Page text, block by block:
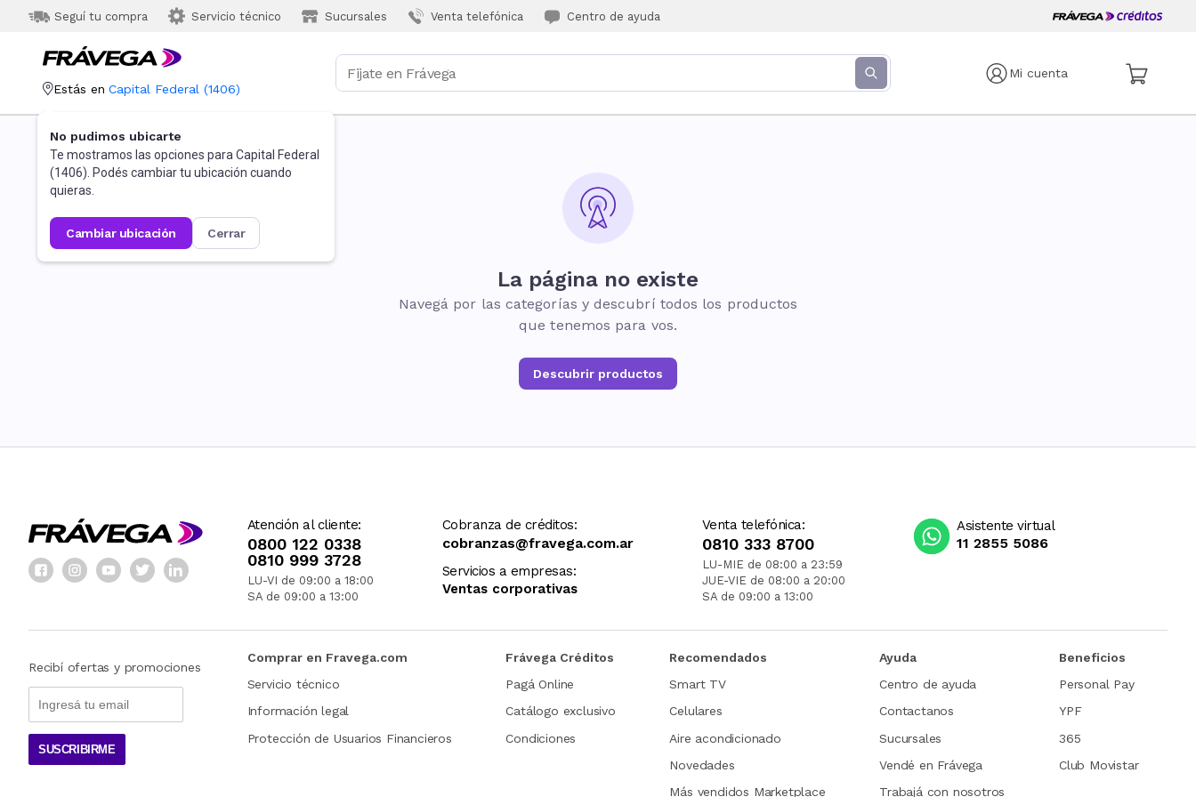
Seguí tu compra Servicio técnico Sucursales Venta telefónica Centro de ayuda
Mi cuenta
Estás en Capital Federal (1406)
No pudimos ubicarte
Te mostramos las opciones para Capital Federal
(1406). Podés cambiar tu ubicación cuando
quieras.
cambiar ubicación cerrar
La página no existe
Navegá por las categorías y descubrí todos los productos
que tenemos para vos.
Descubrir productos
Atención al cliente:
0800 122 0338
0810 999 3728
LU-VI de 09:00 a 18:00
SA de 09:00 a 13:00
Cobranza de créditos:
cobranzas@fravega.com.ar
Servicios a empresas:
Ventas corporativas
Venta telefónica:
0810 333 8700
LU-MIE de 08:00 a 23:59
JUE-VIE de 08:00 a 20:00
SA de 09:00 a 13:00
Asistente virtual
11 2855 5086
Recibí ofertas y promociones
SUSCRIBIRME
Comprar en Fravega.com
Servicio técnico
Información legal
Protección de Usuarios Financieros
Frávega Créditos
Pagá Online
Catálogo exclusivo
Condiciones
Recomendados
Smart TV
Celulares
Aire acondicionado
Novedades
Más vendidos Marketplace
Ayuda
Centro de ayuda
Contactanos
Sucursales
Vendé en Frávega
Trabajá con nosotros
Beneficios
Personal Pay
YPF
365
Club Movistar